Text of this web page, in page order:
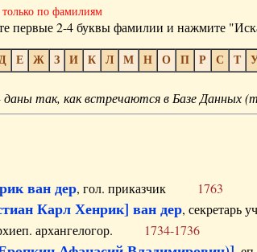
только по фамилиям
первые 2-4 буквы фамилии и нажмите
Е Ж З И К Л М Н О П Р С Т
даны так, как встречаются в Базе Данных
ван дер, гол. приказчик 1763
Карл Хенрик] ван дер, секретарь
архангелогор. 1734-1736